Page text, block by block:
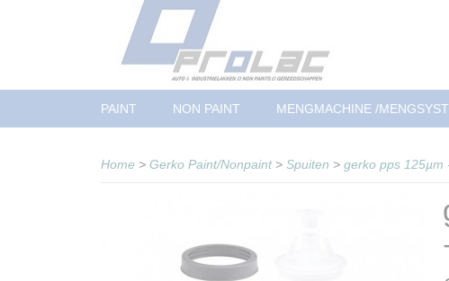
PAINT NON PAINT MENGMACHINE /
Home > Gerko Paint/Nonpaint> Spuiten > gerko pps 125µm